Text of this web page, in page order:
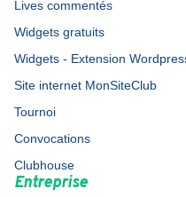
Lives commentés
Widgets gratuits
Widgets - Extension
Site internet MonSiteClub
Tournoi
Convocations
Clubhouse
Entreprise